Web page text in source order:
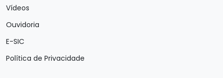
Vídeos
Ouvidoria
E-SIC
Política de Privacidade